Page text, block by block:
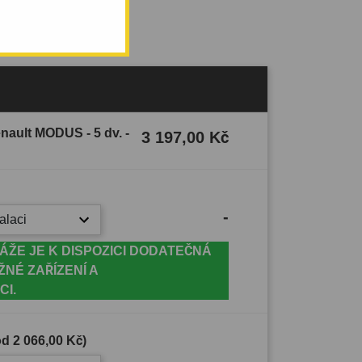
MODUS - 5 dv. -
3 197,00 Kč
-
JE K DISPOZICI DODATEČNÁ
ZAŘÍZENÍ A
2 066,00 Kč)